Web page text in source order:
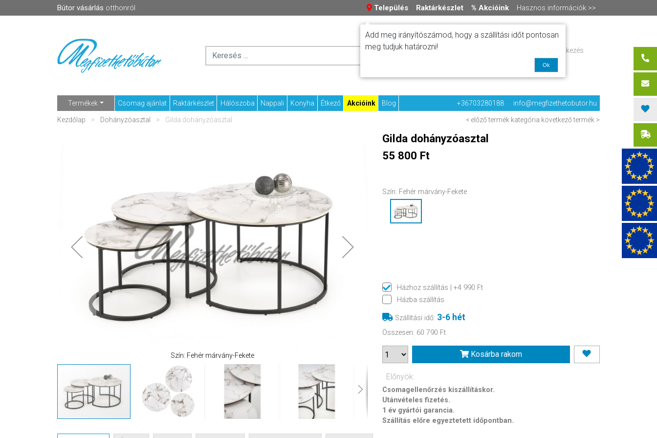
Bútor vásárlás otthonról Település Raktárkészlet % Akcióink Hasznos információk >>
Szállítás
Regisztráció / bejelentkezés
0 Ft
Termékek Csomag ajánlat Raktárkészlet Hálószoba Nappali Konyha Étkező Akcióink Blog +36703280188 info@megfizethetobutor.hu
Kezdőlap Dohányzóasztal Gilda dohányzóasztal < előző termék kategória következő termék >
Szín: Fehér márvány-Fekete
Gilda dohányzóasztal
55 800 Ft
Szín: Fehér márvány-Fekete
Házhoz szállítás
| +4 990 Ft
Házba szállítás
Szállítási idő: 3-6 hét
Összesen: 60 790 Ft
Kosárba rakom
Előnyök:
Csomagellenőrzés kiszállításkor.
Utánvételes fizetés.
1 év gyártói garancia.
Szállítás előre egyeztetett időpontban.
Add meg irányítószámod, hogy a szállítási időt pontosan
meg tudjuk határozni!
Ok